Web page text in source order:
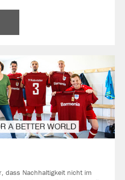
dass Nachhaltigkeit nicht im